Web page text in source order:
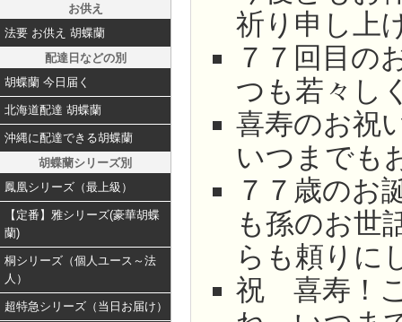
お供え
法要 お供え 胡蝶蘭
配達日などの別
胡蝶蘭 今日届く
北海道配達 胡蝶蘭
沖縄に配達できる胡蝶蘭
胡蝶蘭シリーズ別
鳳凰シリーズ（最上級）
【定番】雅シリーズ(豪華胡蝶
蘭)
桐シリーズ（個人ユース～法
人）
超特急シリーズ（当日お届け）
祈り申し上
７７回目
つも若々し
喜寿のお祝
いつまでも
７７歳の
も孫のお世
らも頼りに
祝 喜寿！